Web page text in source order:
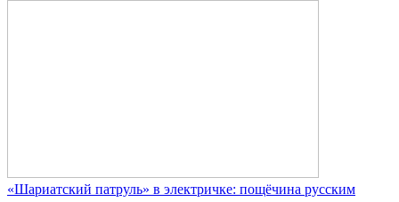
«Шариатский патруль» в электричке: пощёчина русским